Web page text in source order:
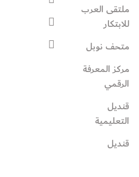
ملتقى العرب
للابتكار
متحف نوبل
مركز المعرفة
الرقمي
قنديل
التعليمية
قنديل